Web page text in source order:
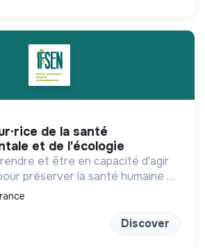
et de l'écologie
et être en capacité d'agir
préserver la santé humaine et
Discover